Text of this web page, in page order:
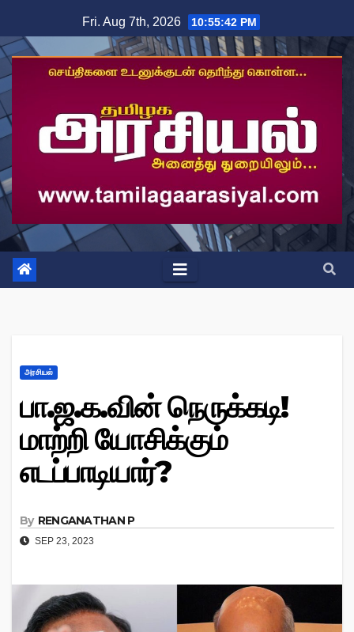
to
content
Fri. Aug 7th, 2026 10:55:43 PM
அரசியல்
பா.ஜ.க.வின் நெருக்கடி!
மாற்றி யோசிக்கும்
எடப்பாடியார்?
By RENGANATHAN P
SEP 23, 2023